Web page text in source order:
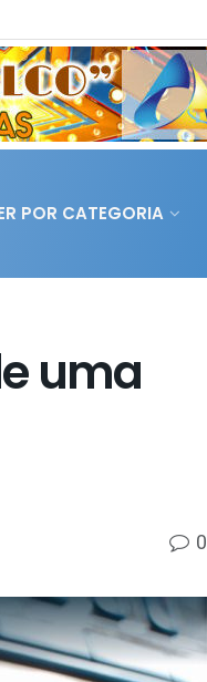
POR CATEGORIA
uma
0